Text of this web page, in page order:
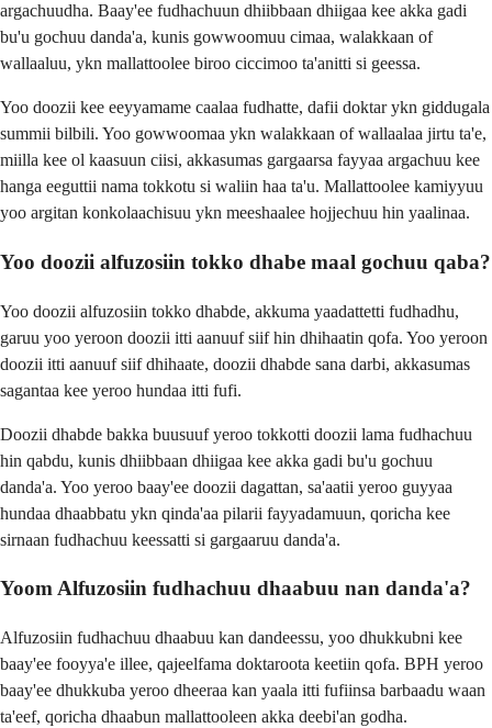
argachuudha. Baay'ee fudhachuun dhiibbaan dhiigaa kee akka gadi
bu'u gochuu danda'a, kunis gowwoomuu cimaa, walakkaan of
wallaaluu, ykn mallattoolee biroo ciccimoo ta'anitti si geessa.
Yoo doozii kee eeyyamame caalaa fudhatte, dafii doktar ykn giddugala
summii bilbili. Yoo gowwoomaa ykn walakkaan of wallaalaa jirtu ta'e,
miilla kee ol kaasuun ciisi, akkasumas gargaarsa fayyaa argachuu kee
hanga eeguttii nama tokkotu si waliin haa ta'u. Mallattoolee kamiyyuu
yoo argitan konkolaachisuu ykn meeshaalee hojjechuu hin yaalinaa.
Yoo doozii alfuzosiin tokko dhabe maal gochuu qaba?
Yoo doozii alfuzosiin tokko dhabde, akkuma yaadattetti fudhadhu,
garuu yoo yeroon doozii itti aanuuf siif hin dhihaatin qofa. Yoo yeroon
doozii itti aanuuf siif dhihaate, doozii dhabde sana darbi, akkasumas
sagantaa kee yeroo hundaa itti fufi.
Doozii dhabde bakka buusuuf yeroo tokkotti doozii lama fudhachuu
hin qabdu, kunis dhiibbaan dhiigaa kee akka gadi bu'u gochuu
danda'a. Yoo yeroo baay'ee doozii dagattan, sa'aatii yeroo guyyaa
hundaa dhaabbatu ykn qinda'aa pilarii fayyadamuun, qoricha kee
sirnaan fudhachuu keessatti si gargaaruu danda'a.
Yoom Alfuzosiin fudhachuu dhaabuu nan danda'a?
Alfuzosiin fudhachuu dhaabuu kan dandeessu, yoo dhukkubni kee
baay'ee fooyya'e illee, qajeelfama doktaroota keetiin qofa. BPH yeroo
baay'ee dhukkuba yeroo dheeraa kan yaala itti fufiinsa barbaadu waan
ta'eef, qoricha dhaabun mallattooleen akka deebi'an godha.